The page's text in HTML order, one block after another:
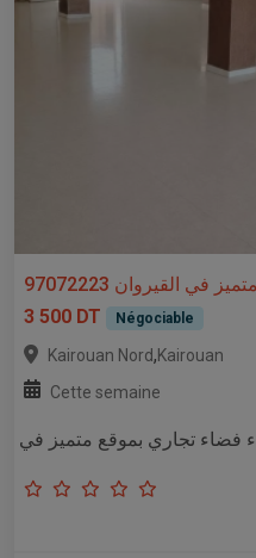
القيروان 97072223
3 500 DT
Négociable
Kairouan Nord,Kairouan
Cette semaine